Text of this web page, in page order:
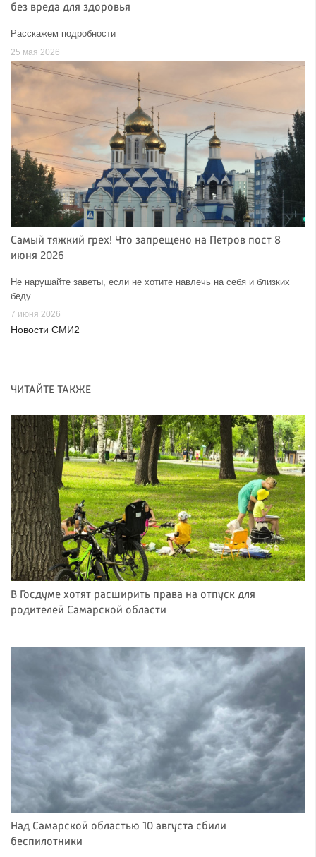
без вреда для здоровья
Расскажем подробности
25 мая 2026
Самый тяжкий грех! Что запрещено на Петров пост 8
июня 2026
Не нарушайте заветы, если не хотите навлечь на себя и близких
беду
7 июня 2026
Новости СМИ2
ЧИТАЙТЕ ТАКЖЕ
В Госдуме хотят расширить права на отпуск для
родителей Самарской области
Над Самарской областью 10 августа сбили
беспилотники